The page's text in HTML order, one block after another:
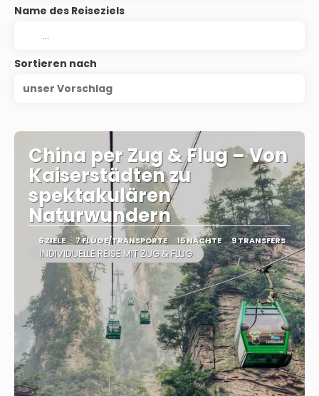
Name des Reiseziels
Sortieren nach
unser Vorschlag
China per Zug & Flug – Von
Kaiserstädten zu
spektakulären
Naturwundern
6 ZIELE 7 FLÜGE/TRANSPORTE 15 NÄCHTE 9 TRANSFERS
INDIVIDUELLE REISE MIT ZUG & FLUG